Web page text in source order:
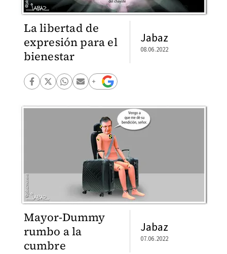
La libertad de
expresión para el
bienestar
Jabaz
08.06.2022
Mayor-Dummy
rumbo a la
cumbre
Jabaz
07.06.2022